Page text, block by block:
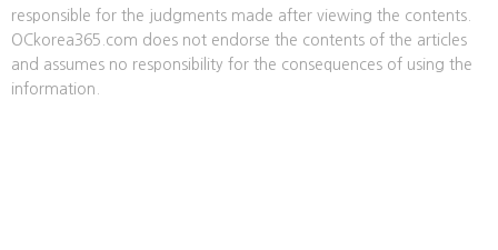
responsible for the judgments made after viewing the contents.
OCkorea365.com does not endorse the contents of the articles
and assumes no responsibility for the consequences of using the
information.